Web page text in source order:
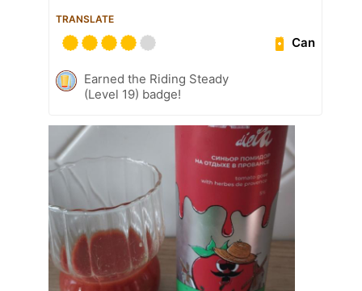
TRANSLATE
Can
Earned the Riding Steady
(Level 19) badge!